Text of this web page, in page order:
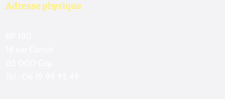
Adresse physique